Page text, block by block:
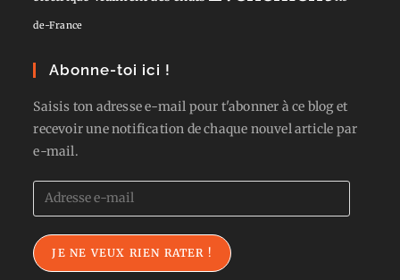
de-France
Abonne-toi ici !
Saisis ton adresse e-mail pour t'abonner à ce blog et
recevoir une notification de chaque nouvel article par
e-mail.
Adresse
e-
mail
JE NE VEUX RIEN RATER !